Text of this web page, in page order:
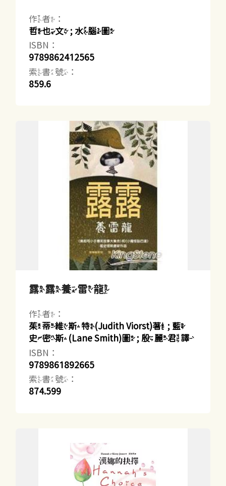
作者：
哲也文 ; 水腦圖
ISBN：
9789862412565
索書號：
859.6
露露養雷龍
作者：
茱蒂維斯特(Judith Viorst)著 ; 藍
史密斯(Lane Smith)圖 ; 殷麗君譯
ISBN：
9789861892665
索書號：
874.599